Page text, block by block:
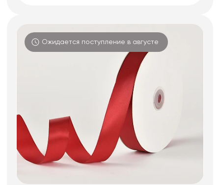
Ожидается поступление в августе